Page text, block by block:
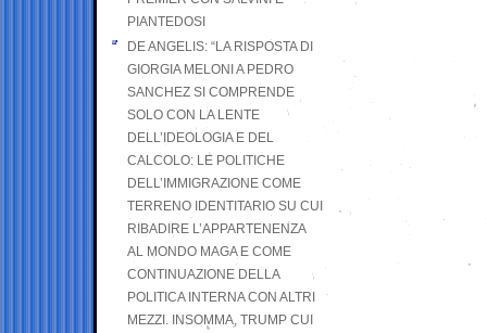
PIANTEDOSI
DE ANGELIS: “LA RISPOSTA DI
GIORGIA MELONI A PEDRO
SANCHEZ SI COMPRENDE
SOLO CON LA LENTE
DELL’IDEOLOGIA E DEL
CALCOLO: LE POLITICHE
DELL’IMMIGRAZIONE COME
TERRENO IDENTITARIO SU CUI
RIBADIRE L’APPARTENENZA
AL MONDO MAGA E COME
CONTINUAZIONE DELLA
POLITICA INTERNA CON ALTRI
MEZZI. INSOMMA, TRUMP CUI